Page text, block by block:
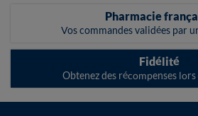
Pharmacie
Vos commandes validées par
Fidélité
Obtenez des récompenses lors